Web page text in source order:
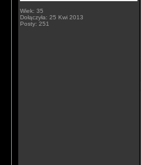
Wiek: 35
Dołączyła: 25 Kwi 2013
Posty: 251